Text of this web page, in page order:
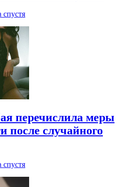
спустя
перечислила меры
после случайного
спустя